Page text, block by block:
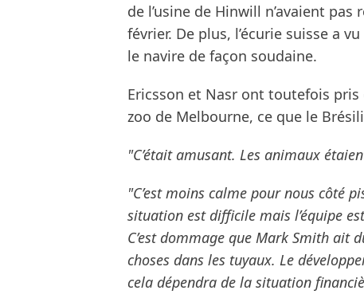
de l’usine de Hinwill n’avaient
février. De plus, l’écurie suisse a
le navire de façon soudaine.
Ericsson et Nasr ont toutefois
zoo de Melbourne, ce que le
"C’était amusant. Les animaux
"C’est moins calme pour nous côté
situation est difficile mais l’équipe
C’est dommage que Mark Smith ait
choses dans les tuyaux. Le
cela dépendra de la situation